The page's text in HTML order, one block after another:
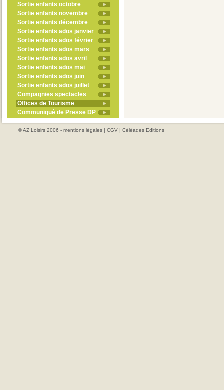
Sortie enfants octobre
Sortie enfants novembre
Sortie enfants décembre
Sortie enfants ados janvier
Sortie enfants ados février
Sortie enfants ados mars
Sortie enfants ados avril
Sortie enfants ados mai
Sortie enfants ados juin
Sortie enfants ados juillet
Compagnies spectacles
Offices de Tourisme
Communiqué de Presse DP
© AZ Loisirs 2006 - mentions légales | CGV | Céléades Editions